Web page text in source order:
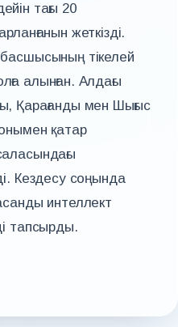
тағы 20
жеткізді.
тікелей
алынған. Алдағы
Қарағанды мен Шығыс
қатар
Кездесу соңында
интеллект
тапсырды.